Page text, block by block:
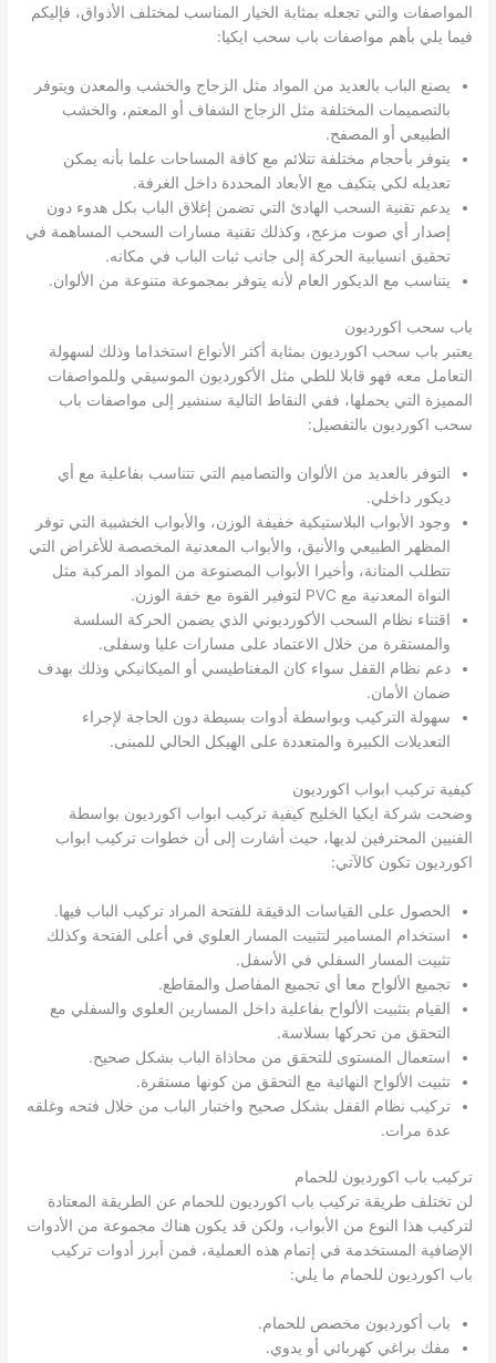
المواصفات والتي تجعله بمثابة الخيار المناسب لمختلف الأذواق، فإليكم
فيما يلي بأهم مواصفات باب سحب ايكيا:
يصنع الباب بالعديد من المواد مثل الزجاج والخشب والمعدن ويتوفر
بالتصميمات المختلفة مثل الزجاج الشفاف أو المعتم، والخشب
الطبيعي أو المصفح.
يتوفر بأحجام مختلفة تتلائم مع كافة المساحات علما بأنه يمكن
تعديله لكي يتكيف مع الأبعاد المحددة داخل الغرفة.
يدعم تقنية السحب الهادئ التي تضمن إغلاق الباب بكل هدوء دون
إصدار أي صوت مزعج، وكذلك تقنية مسارات السحب المساهمة في
تحقيق انسيابية الحركة إلى جانب ثبات الباب في مكانه.
يتناسب مع الديكور العام لأنه يتوفر بمجموعة متنوعة من الألوان.
باب سحب اكورديون
يعتبر باب سحب اكورديون بمثابة أكثر الأنواع استخداما وذلك لسهولة
التعامل معه فهو قابلا للطي مثل الأكورديون الموسيقي وللمواصفات
المميزة التي يحملها، ففي النقاط التالية سنشير إلى مواصفات باب
سحب اكورديون بالتفصيل:
التوفر بالعديد من الألوان والتصاميم التي تتناسب بفاعلية مع أي
ديكور داخلي.
وجود الأبواب البلاستيكية خفيفة الوزن، والأبواب الخشبية التي توفر
المظهر الطبيعي والأنيق، والأبواب المعدنية المخصصة للأغراض التي
تتطلب المتانة، وأخيرا الأبواب المصنوعة من المواد المركبة مثل
النواة المعدنية مع PVC لتوفير القوة مع خفة الوزن.
اقتناء نظام السحب الأكورديوني الذي يضمن الحركة السلسة
والمستقرة من خلال الاعتماد على مسارات عليا وسفلى.
دعم نظام القفل سواء كان المغناطيسي أو الميكانيكي وذلك بهدف
ضمان الأمان.
سهولة التركيب وبواسطة أدوات بسيطة دون الحاجة لإجراء
التعديلات الكبيرة والمتعددة على الهيكل الحالي للمبنى.
كيفية تركيب ابواب اكورديون
وضحت شركة ايكيا الخليج كيفية تركيب ابواب اكورديون بواسطة
الفنيين المحترفين لديها، حيث أشارت إلى أن خطوات تركيب ابواب
اكورديون تكون كالآتي:
الحصول على القياسات الدقيقة للفتحة المراد تركيب الباب فيها.
استخدام المسامير لتثبيت المسار العلوي في أعلى الفتحة وكذلك
تثبيت المسار السفلي في الأسفل.
تجميع الألواح معا أي تجميع المفاصل والمقاطع.
القيام بتثبيت الألواح بفاعلية داخل المسارين العلوي والسفلي مع
التحقق من تحركها بسلاسة.
استعمال المستوى للتحقق من محاذاة الباب بشكل صحيح.
تثبيت الألواح النهائية مع التحقق من كونها مستقرة.
تركيب نظام القفل بشكل صحيح واختبار الباب من خلال فتحه وغلقه
عدة مرات.
تركيب باب اكورديون للحمام
لن تختلف طريقة تركيب باب اكورديون للحمام عن الطريقة المعتادة
لتركيب هذا النوع من الأبواب، ولكن قد يكون هناك مجموعة من الأدوات
الإضافية المستخدمة في إتمام هذه العملية، فمن أبرز أدوات تركيب
باب اكورديون للحمام ما يلي:
باب أكورديون مخصص للحمام.
مفك براغي كهربائي أو يدوي.